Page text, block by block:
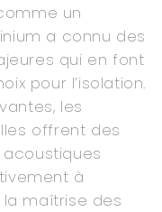
un
a connu des
qui en font
pour l’isolation.
les
offrent des
à
maîtrise des